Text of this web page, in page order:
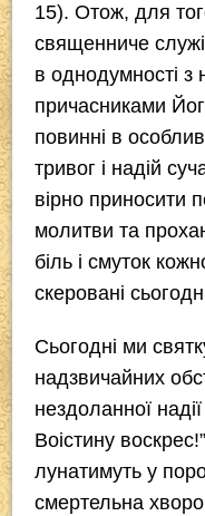
15). Отож, для
священниче
в однодумності
причасниками
повинні в
тривог і надій
вірно приносити
молитви та
біль і смуток
скеровані
Сьогодні ми
надзвичайних
нездоланної
Воістину
лунатимуть у
смертельна